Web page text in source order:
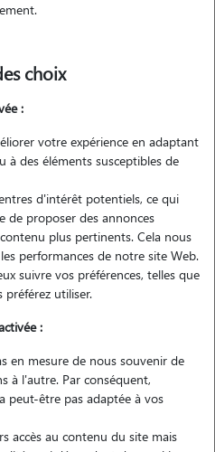
est sans engagement
choix
:
votre expérience en adaptant
à des éléments susceptibles de
d'intérêt potentiels, ce qui
de proposer des annonces
plus pertinents. Cela nous
performances de notre site Web.
suivre vos préférences, telles que
préférez utiliser.
:
en mesure de nous souvenir de
à l'autre. Par conséquent,
peut-être pas adaptée à vos
accès au contenu du site mais